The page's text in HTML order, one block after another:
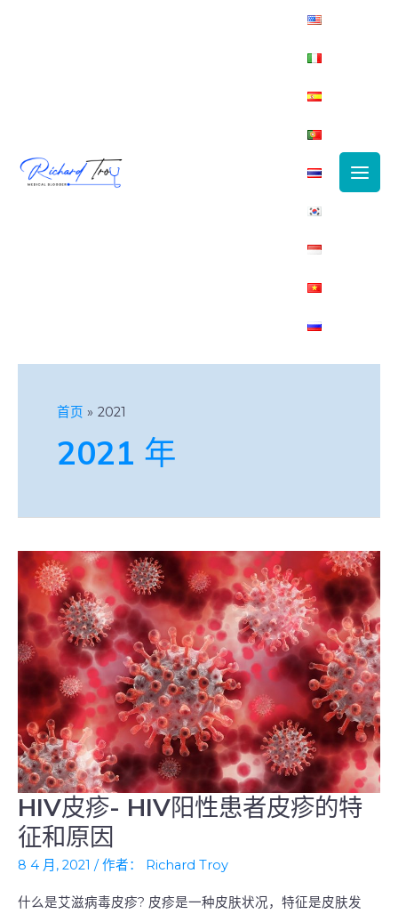
首页 2021
2021 年
HIV皮疹- HIV阳性患者皮疹的特
征和原因
8 4 月, 2021 / 作者： Richard Troy
什么是艾滋病毒皮疹? 皮疹是一种皮肤状况，特征是皮肤发
HIV
皮
疹-
阳